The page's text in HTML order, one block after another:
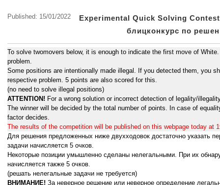
Published: 15/01/2022
Experimental Quick Solving
блицконкурс по
To solve twomovers below, it is enough to indicate the first move of
problem.
Some positions are intentionally made illegal. If you detected them, you
respective problem. 5 points are also scored for this.
(no need to solve illegal positions)
ATTENTION! For a wrong solution or incorrect detection of legality/
The winner will be decided by the total number of points. In case of
factor decides.
The results of the competition will be published on this webpage today at
Для решения предложенных ниже двухходовок достаточно указать
задачи начисляется 5 очков.
Некоторые позиции умышленно сделаны нелегальными. При их
начисляется также 5 очков.
(решать нелегальные задачи не требуется)
ВНИМАНИЕ! За неверное решение или неверное определение